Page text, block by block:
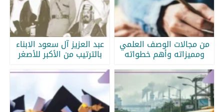
من مجالات الوصف العلمي
ومميزاته وأهم خطواته
عبد العزيز آل سعود الابناء
بالترتيب من الأكبر للأصغر